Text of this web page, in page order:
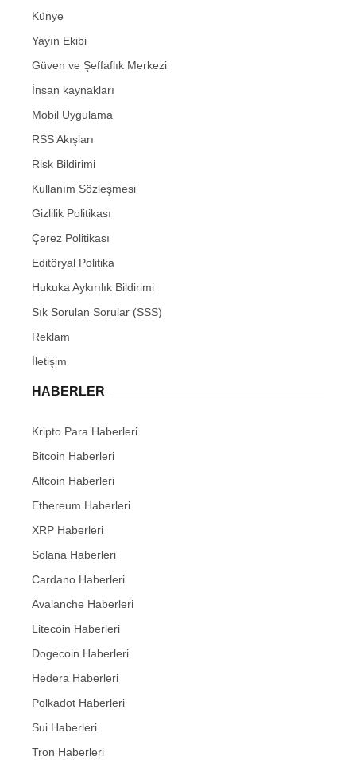
Künye
Yayın Ekibi
Güven ve Şeffaflık Merkezi
İnsan kaynakları
Mobil Uygulama
RSS Akışları
Risk Bildirimi
Kullanım Sözleşmesi
Gizlilik Politikası
Çerez Politikası
Editöryal Politika
Hukuka Aykırılık Bildirimi
Sık Sorulan Sorular (SSS)
Reklam
İletişim
HABERLER
Kripto Para Haberleri
Bitcoin Haberleri
Altcoin Haberleri
Ethereum Haberleri
XRP Haberleri
Solana Haberleri
Cardano Haberleri
Avalanche Haberleri
Litecoin Haberleri
Dogecoin Haberleri
Hedera Haberleri
Polkadot Haberleri
Sui Haberleri
Tron Haberleri